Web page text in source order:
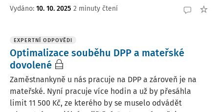
Vydáno: 10. 10. 2025 2 minuty čtení
EXPERTNÍ ODPOVĚDI
Optimalizace souběhu DPP a mateřské
dovolené
Zaměstnankyně u nás pracuje na DPP a zároveň je na
mateřské. Nyní pracuje více hodin a už by přesáhla
limit 11 500 Kč, ze kterého by se muselo odvádět